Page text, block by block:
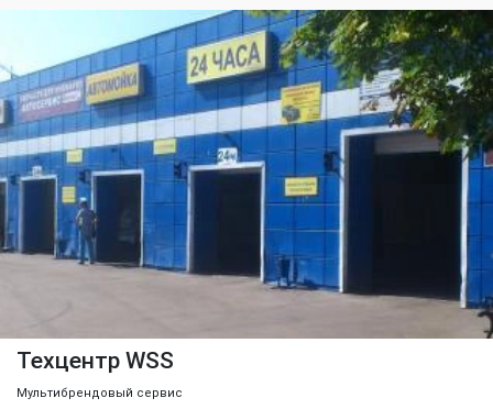
Техцентр WSS
Мультибрендовый сервис